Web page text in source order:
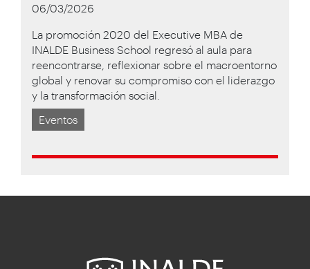
06/03/2026
La promoción 2020 del Executive MBA de
INALDE Business School regresó al aula para
reencontrarse, reflexionar sobre el macroentorno
global y renovar su compromiso con el liderazgo
y la transformación social.
Eventos